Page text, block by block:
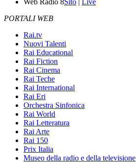
Web Radio 8Sito | Live
PORTALI WEB
Rai.tv
Nuovi Talenti
Rai Educational
Rai Fiction
Rai Cinema
Rai Teche
Rai International
Rai Eri
Orchestra Sinfonica
Rai World
Rai Letteratura
Rai Arte
Rai 150
Prix Italia
Museo della radio e della televisione